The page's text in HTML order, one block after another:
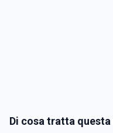
Di cosa tratta